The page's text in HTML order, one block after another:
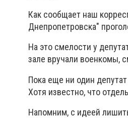
Как сообщает наш
Днепропетровска"
На это смелости у
зале вручали военкомы,
Пока еще ни один
Хотя известно, что
Напомним, с идеей